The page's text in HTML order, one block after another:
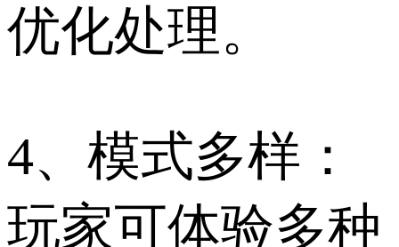
优化处理。
4、模式多样：
玩家可体验多种